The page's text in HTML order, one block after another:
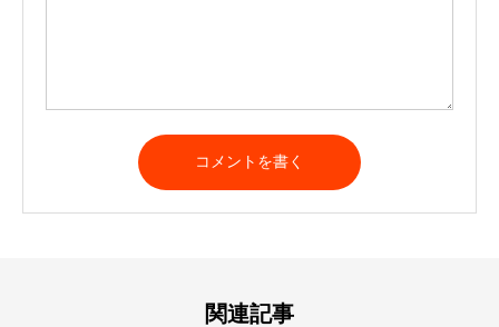
関連記事